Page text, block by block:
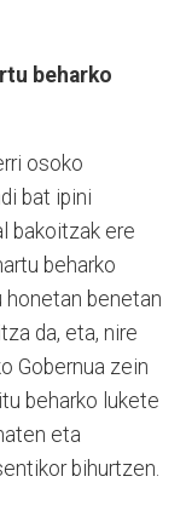
beharko
osoko
bat ipini
bakoitzak ere
beharko
honetan benetan
da, eta, nire
Gobernua zein
beharko lukete
eta
bihurtzen.